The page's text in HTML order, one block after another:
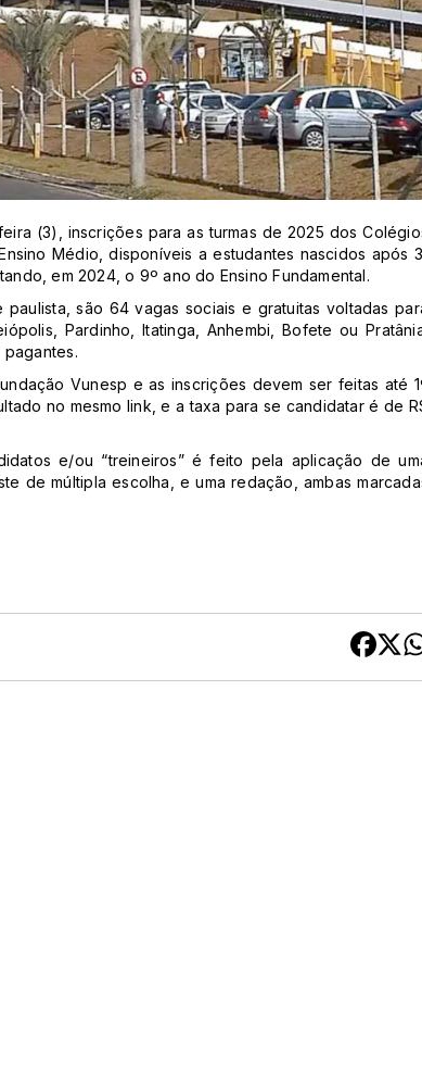
(3), inscrições para as turmas de 2025 dos
Médio, disponíveis a estudantes nascidos após
em 2024, o 9º ano do Ensino Fundamental.
são 64 vagas sociais e gratuitas voltadas
Pardinho, Itatinga, Anhembi, Bofete ou
pagantes.
Vunesp e as inscrições devem ser feitas até
no mesmo link, e a taxa para se candidatar é de
e/ou “treineiros” é feito pela aplicação de
de múltipla escolha, e uma redação, ambas